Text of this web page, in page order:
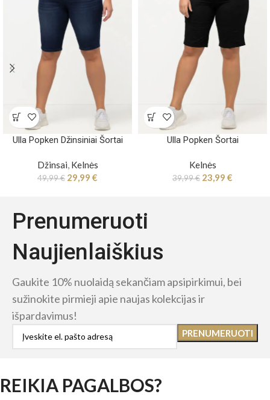
Ulla Popken Džinsiniai Šortai
Džinsai Kelnės
49,99€ 29,99 €
Ulla Popken Šortai
Kelnės
39,99€ 23,99 €
Prenumeruoti
Naujienlaiškius
Gaukite 10% nuolaidą sekančiam apsipirkimui, bei
sužinokite pirmieji apie naujas kolekcijas ir
išpardavimus!
REIKIA PAGALBOS?